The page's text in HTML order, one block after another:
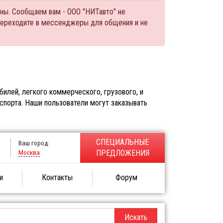
Сообщаем вам - ООО "НИТавто" не
в мессенджеры для общения и не
легкого коммерческого, грузового, и
Наши пользователи могут заказывать
Ваш город:
Москва
СПЕЦИАЛЬНЫЕ
ПРЕДЛОЖЕНИЯ
Контакты Форум
Искать